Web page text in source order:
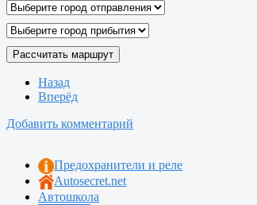
Рассчитать маршрут
Назад
Вперёд
Добавить комментарий
Предохранители и реле
Autosecret.net
Автошкола